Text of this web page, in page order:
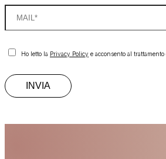
Ho letto la Privacy Policy e acconsento al